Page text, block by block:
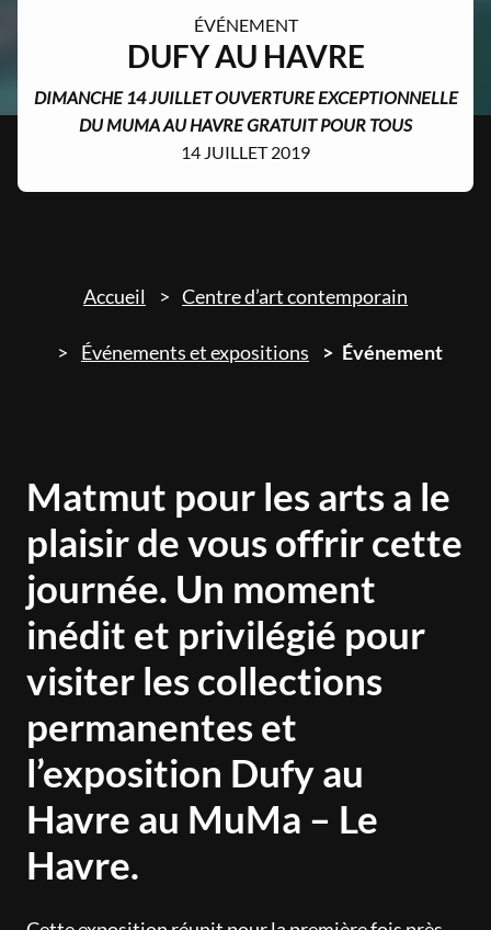
ÉVÉNEMENT
DUFY AU HAVRE
DIMANCHE 14 JUILLET OUVERTURE EXCEPTIONNELLE
DU MUMA AU HAVRE GRATUIT POUR TOUS
14 JUILLET 2019
Accueil Centre d’art contemporain
Événements et expositions Événement
Matmut pour les arts a le
plaisir de vous offrir cette
journée. Un moment
inédit et privilégié pour
visiter les collections
permanentes et
l’exposition Dufy au
Havre au MuMa – Le
Havre.